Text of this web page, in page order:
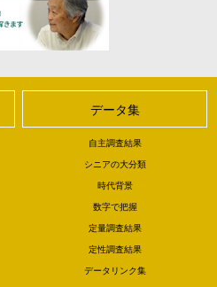
データ集
自主調査結果
シニアの大分類
時代背景
数字で把握
定量調査結果
定性調査結果
データリンク集